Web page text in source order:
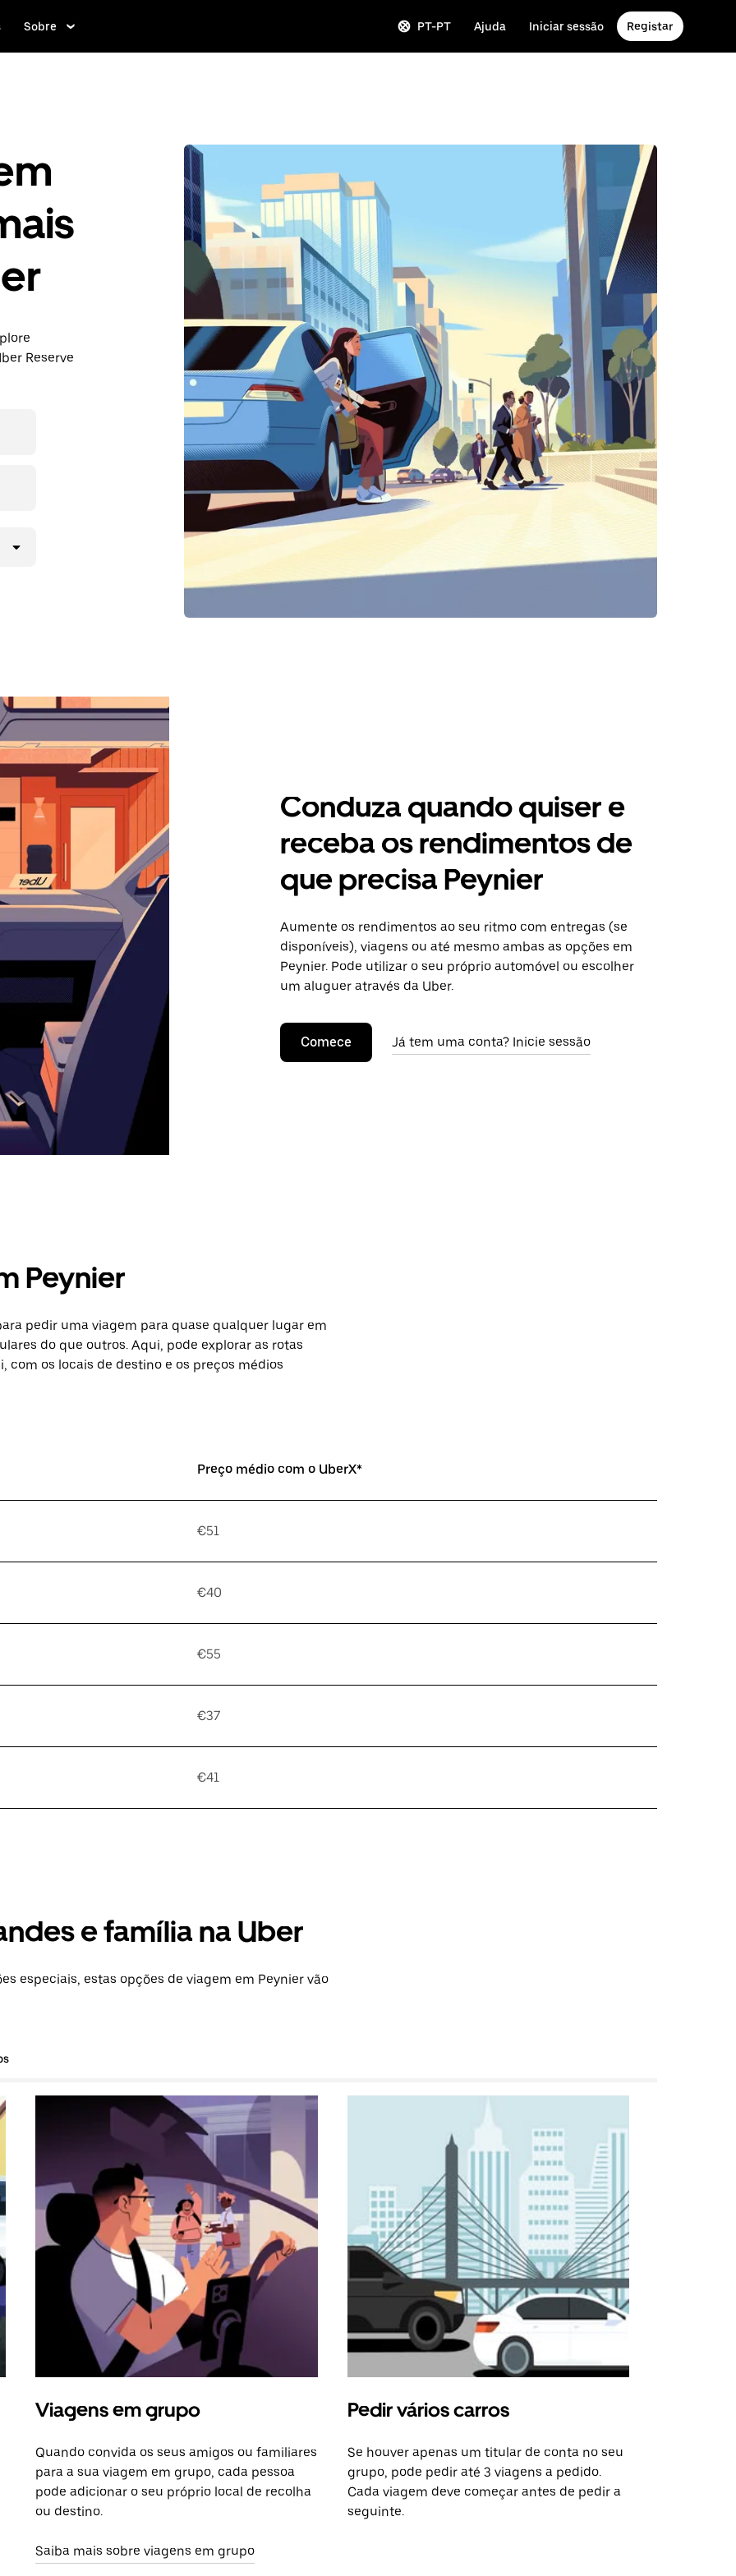
Sobre PT-PT Ajuda Iniciar sessão Registar
Reserve
Conduza quando quiser e
receba os rendimentos de
que precisa Peynier
Aumente os rendimentos ao seu ritmo com entregas (se
disponíveis), viagens ou até mesmo ambas as opções em
Peynier. Pode utilizar o seu próprio automóvel ou escolher
um aluguer através da Uber.
Comece Já tem uma conta? Inicie sessão
Peynier
pedir uma viagem para quase qualquer lugar em
do que outros. Aqui, pode explorar as rotas
com os locais de destino e os preços médios
Preço médio com o UberX*
€51
€40
€55
€37
€41
e família na Uber
especiais, estas opções de viagem em Peynier vão
Viagens em grupo
Quando convida os seus amigos ou familiares
para a sua viagem em grupo, cada pessoa
pode adicionar o seu próprio local de recolha
ou destino.
Saiba mais sobre viagens em grupo
Pedir vários carros
Se houver apenas um titular de conta no seu
grupo, pode pedir até 3 viagens a pedido.
Cada viagem deve começar antes de pedir a
seguinte.